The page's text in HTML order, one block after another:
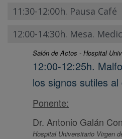
11:30-12:00h. Pausa Café
12:00-14:30h. Mesa.
Salón de Actos - Hospital
12:00-12:25h.
los signos sutiles
Ponente:
Dr. Antonio Galán
Hospital Universitario Virgen